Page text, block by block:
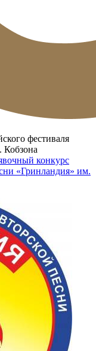
фестиваля
Кобзона
конкурс
«Гринландия» им.